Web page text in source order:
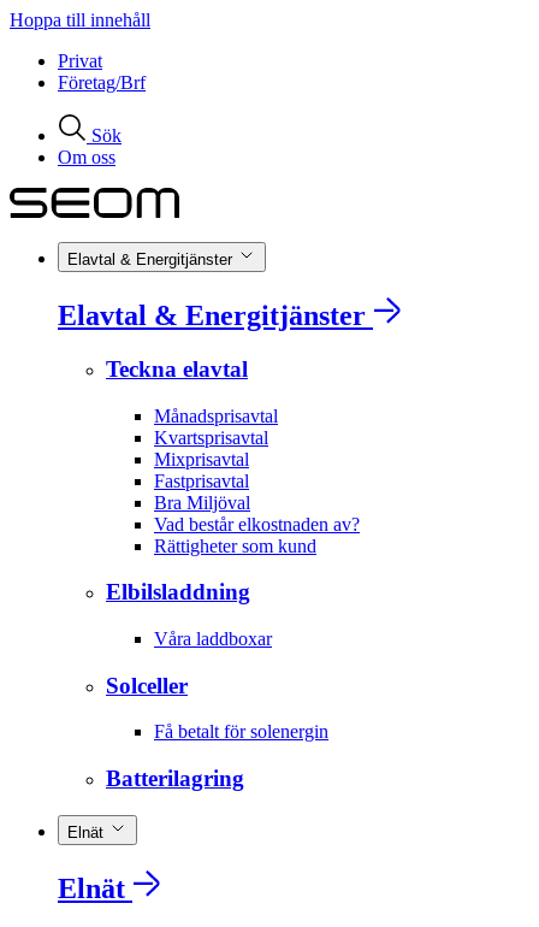
Hoppa till innehåll
Privat
Företag/Brf
Sök
Om oss
Elavtal & Energitjänster
Elavtal & Energitjänster
Teckna elavtal
Månadsprisavtal
Kvartsprisavtal
Mixprisavtal
Fastprisavtal
Bra Miljöval
Vad består elkostnaden av?
Rättigheter som kund
Elbilsladdning
Våra laddboxar
Solceller
Få betalt för solenergin
Batterilagring
Elnät
Elnät